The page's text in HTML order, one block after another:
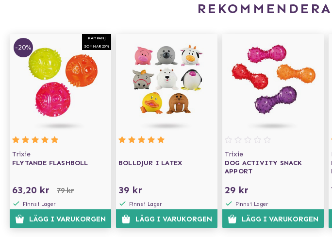
KAMPANJ
SOMMAR 20%
-20%
Trixie
FLYTANDE FLASHBOLL
63,20 kr 79 kr
Finns i Lager
LÄGG I VARUKORGEN
BOLLDJUR I LATEX
39 kr
Finns i Lager
LÄGG I VARUKORGEN
Trixie
DOG ACTIVITY SNACK
APPORT
29 kr
Finns i Lager
LÄGG I VARUKORGEN